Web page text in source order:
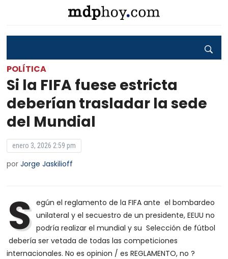
POLÍTICA
Si la FIFA fuese estricta
deberían trasladar la sede
del Mundial
enero 3, 2026 2:59 pm
porJorge Jaskilioff
S egún el reglamento de la FIFA ante el bombardeo
unilateral y el secuestro de un presidente, EEUU no
podría realizar el mundial y su Selección de fútbol
debería ser vetada de todas las competiciones
internacionales. No es opinion / es REGLAMENTO, no ?